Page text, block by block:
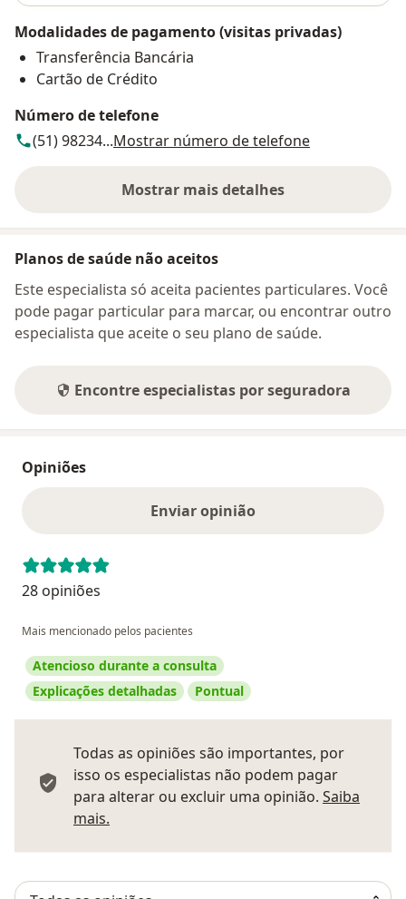
Modalidades de pagamento (visitas privadas)
Transferência Bancária
Cartão de Crédito
Número de telefone
(51) 98234...Mostrar número de telefone
Mostrar mais detalhes
sobre o endereço
Planos de saúde não aceitos
Este especialista só aceita pacientes particulares. Você
pode pagar particular para marcar, ou encontrar outro
especialista que aceite o seu plano de saúde.
Encontre especialistas por seguradora
Opiniões
Enviar opinião
28 opiniões
Mais mencionado pelos pacientes
Atencioso durante a consulta
Explicações detalhadas
Pontual
Todas as opiniões são importantes, por
isso os especialistas não podem pagar
para alterar ou excluir uma opinião. Saiba
mais.